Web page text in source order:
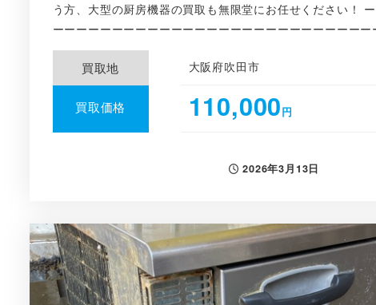
う方、大型の厨房機器の買取も無限堂にお任せください！
ーーーーーーーーーーーーーーーーーーーーーーーーーー
買取地 大阪府吹田市
買取価格 110,000円
投稿日
2026年3月13日